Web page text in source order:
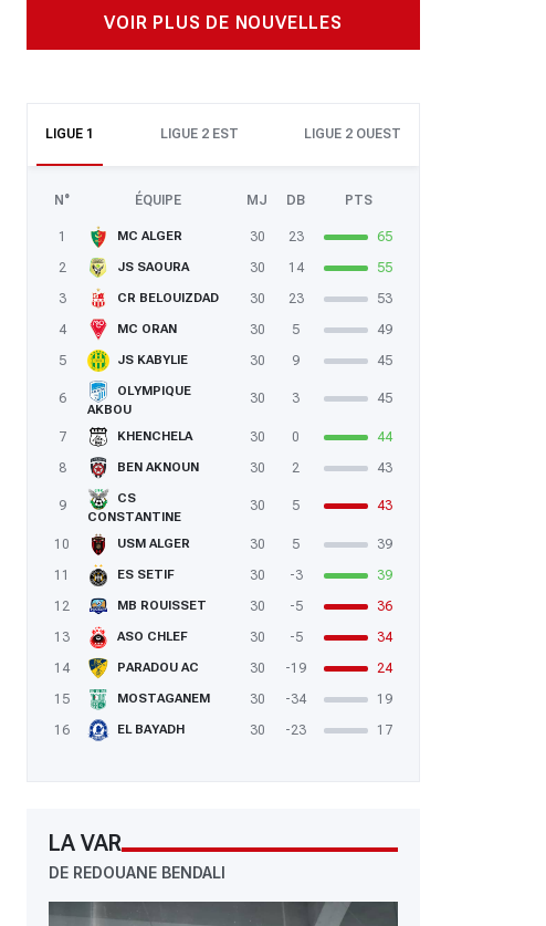
VOIR PLUS DE NOUVELLES
LIGUE 1 LIGUE 2 EST LIGUE 2 OUEST
N° ÉQUIPE MJ DB PTS
1 MC ALGER 30 23
65
2
JS SAOURA 30 14
55
3
CR BELOUIZDAD 30 23
53
4
MC ORAN 30 5
49
5
JS KABYLIE 30 9 45
6
OLYMPIQUE
AKBOU
30 3 45
7 KHENCHELA 30 0
44
8
BEN AKNOUN 30 2 43
9
CS
CONSTANTINE
30 5 43
10 USM ALGER 30 5
39
11
ES SETIF 30 -3
39
12
MB ROUISSET 30 -5
36
13
ASO CHLEF 30 -5
34
14
PARADOU AC 30 -19
24
15
MOSTAGANEM 30 -34
19
16
EL BAYADH 30 -23 17
LA VAR
DE REDOUANE BENDALI